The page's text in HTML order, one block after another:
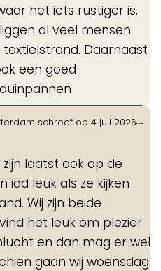
het iets rustiger is.
al veel mensen
Daarnaast
een goed
schreef op 4 juli 2026
zijn laatst ook op de
idd leuk als ze kijken
Wij zijn beide
het leuk om plezier
en dan mag er wel
gaan wij woensdag
...